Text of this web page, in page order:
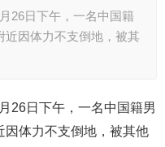
26日下午，一名中国籍
近因体力不支倒地，被其
26日下午，一名中国籍男
因体力不支倒地，被其他